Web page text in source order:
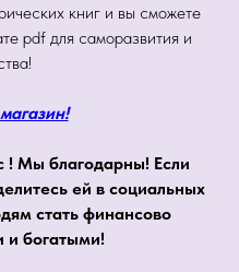
книг и вы сможете
pdf для саморазвития и
! Мы благодарны! Если
ей в социальных
стать финансово
и богатыми!